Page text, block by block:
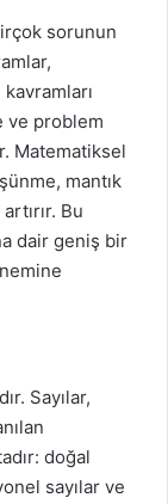
sorunun
ve problem
Matematiksel
mantık
Bu
dair geniş bir
Sayılar,
doğal
sayılar ve